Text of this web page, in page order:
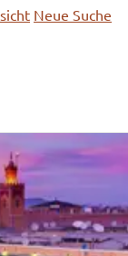
Neue Suche